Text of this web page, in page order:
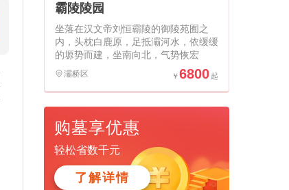
霸陵陵园
坐落在汉文帝刘恒霸陵的御陵苑囿之
内，头枕白鹿原，足抵灞河水，依缓缓
的塬势而建，坐南向北，气势恢宏
灞桥区 6800
购墓享优惠
轻松省数千元
了解详情